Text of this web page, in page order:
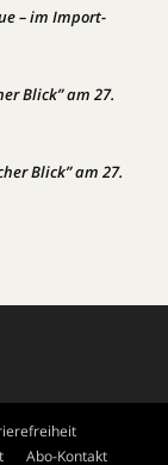
– im Import-
Blick” am 27.
Blick” am 27.
Abo-Kontakt